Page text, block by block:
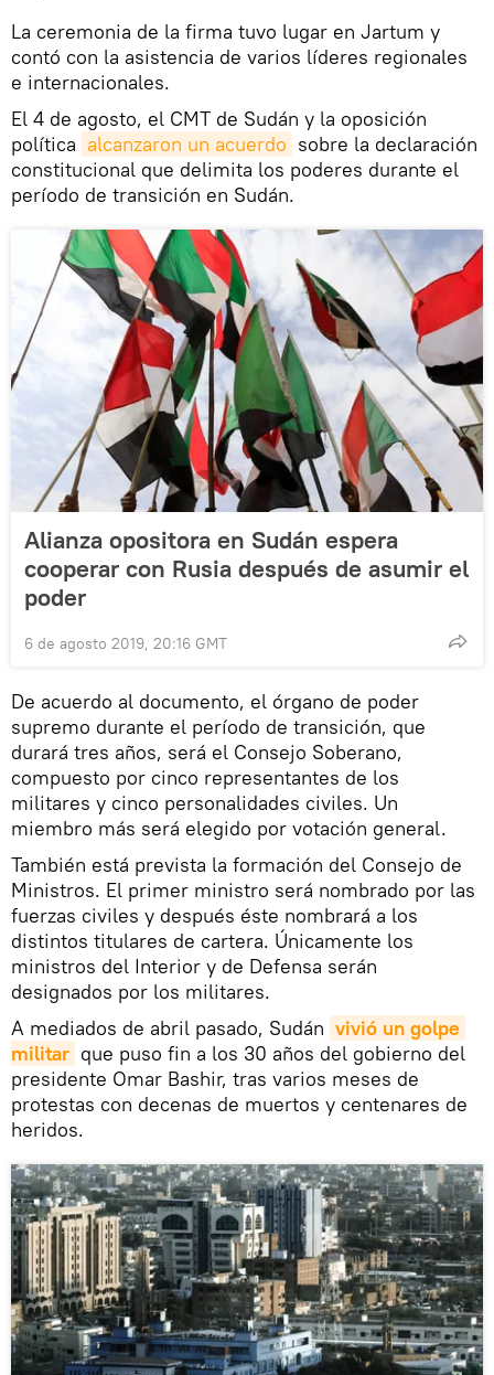
La ceremonia de la firma tuvo lugar en Jartum y
contó con la asistencia de varios líderes regionales
e internacionales.
El 4 de agosto, el CMT de Sudán y la oposición
política alcanzaron un acuerdo sobre la declaración
constitucional que delimita los poderes durante el
período de transición en Sudán.
Alianza opositora en Sudán espera
cooperar con Rusia después de asumir el
poder
6 de agosto 2019, 20:16 GMT
De acuerdo al documento, el órgano de poder
supremo durante el período de transición, que
durará tres años, será el Consejo Soberano,
compuesto por cinco representantes de los
militares y cinco personalidades civiles. Un
miembro más será elegido por votación general.
También está prevista la formación del Consejo de
Ministros. El primer ministro será nombrado por las
fuerzas civiles y después éste nombrará a los
distintos titulares de cartera. Únicamente los
ministros del Interior y de Defensa serán
designados por los militares.
A mediados de abril pasado, Sudán vivió un golpe
militar que puso fin a los 30 años del gobierno del
presidente Omar Bashir, tras varios meses de
protestas con decenas de muertos y centenares de
heridos.